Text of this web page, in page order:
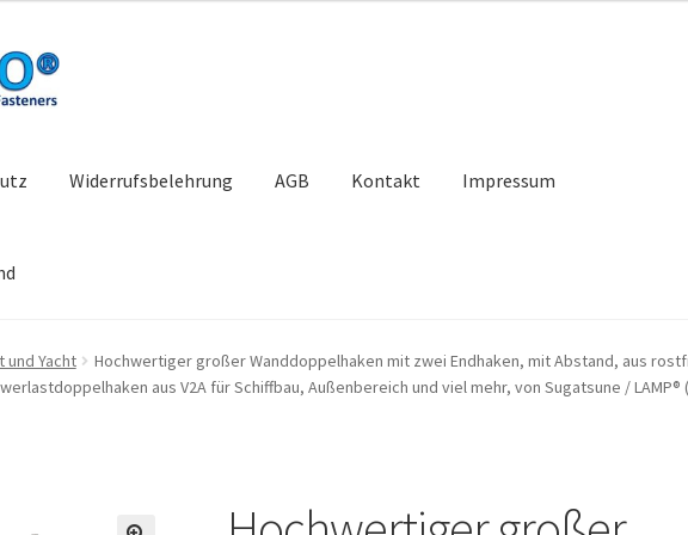
Widerrufsbelehrung AGB Kontakt Impressum
Kasse Kontakt Mein Konto Unsere Partner Versand Vertrag widerrufen
und Yacht
Hochwertiger großer Wanddoppelhaken mit zwei Endhaken, mit Abstand, aus
aus V2A für Schiffbau, Außenbereich und viel mehr, von Sugatsune / LAMP®